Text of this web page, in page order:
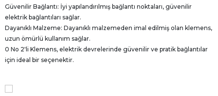
Güvenilir Bağlantı: İyi yapılandırılmış bağlantı noktaları, güvenilir
elektrik bağlantıları sağlar.
Dayanıklı Malzeme: Dayanıklı malzemeden imal edilmiş olan klemens,
uzun ömürlü kullanım sağlar.
0 No 2'li Klemens, elektrik devrelerinde güvenilir ve pratik bağlantılar
için ideal bir seçenektir.